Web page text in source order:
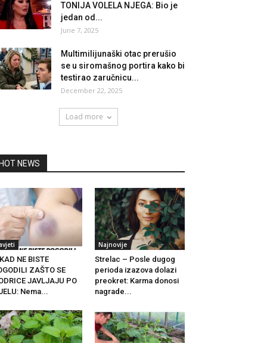
TONIJA VOLELA NJEGA: Bio je
jedan od...
June 7, 2025
Multimilijunaški otac prerušio
se u siromašnog portira kako bi
testirao zaručnicu...
December 22, 2025
Load more
NEWS
NE BISTE
ZAŠTO SE
JAVLJAJU PO
Nema...
Najnovije
Strelac – Posle dugog
perioda izazova dolazi
preokret: Karma donosi
nagrade...